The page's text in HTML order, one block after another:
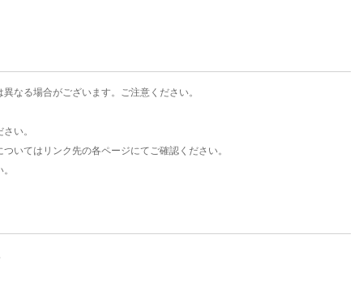
なる場合がございます。ご注意ください。
い。
いてはリンク先の各ページにてご確認ください。